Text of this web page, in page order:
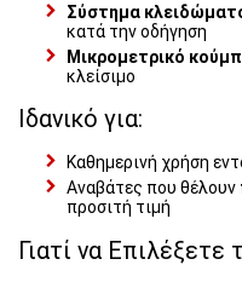
Σύστημα
κατά την οδήγηση
Μικρομετρικό
κλείσιμο
Ιδανικό για:
Καθημερινή χρήση
Αναβάτες που θέλουν
προσιτή τιμή
Γιατί να Επιλέξετε